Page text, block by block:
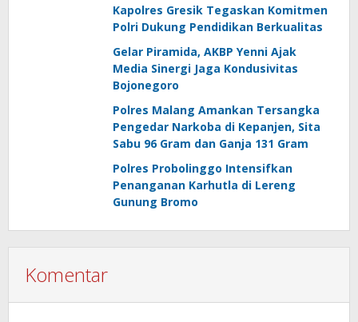
Kapolres Gresik Tegaskan Komitmen
Polri Dukung Pendidikan Berkualitas
Gelar Piramida, AKBP Yenni Ajak
Media Sinergi Jaga Kondusivitas
Bojonegoro
Polres Malang Amankan Tersangka
Pengedar Narkoba di Kepanjen, Sita
Sabu 96 Gram dan Ganja 131 Gram
Polres Probolinggo Intensifkan
Penanganan Karhutla di Lereng
Gunung Bromo
Komentar